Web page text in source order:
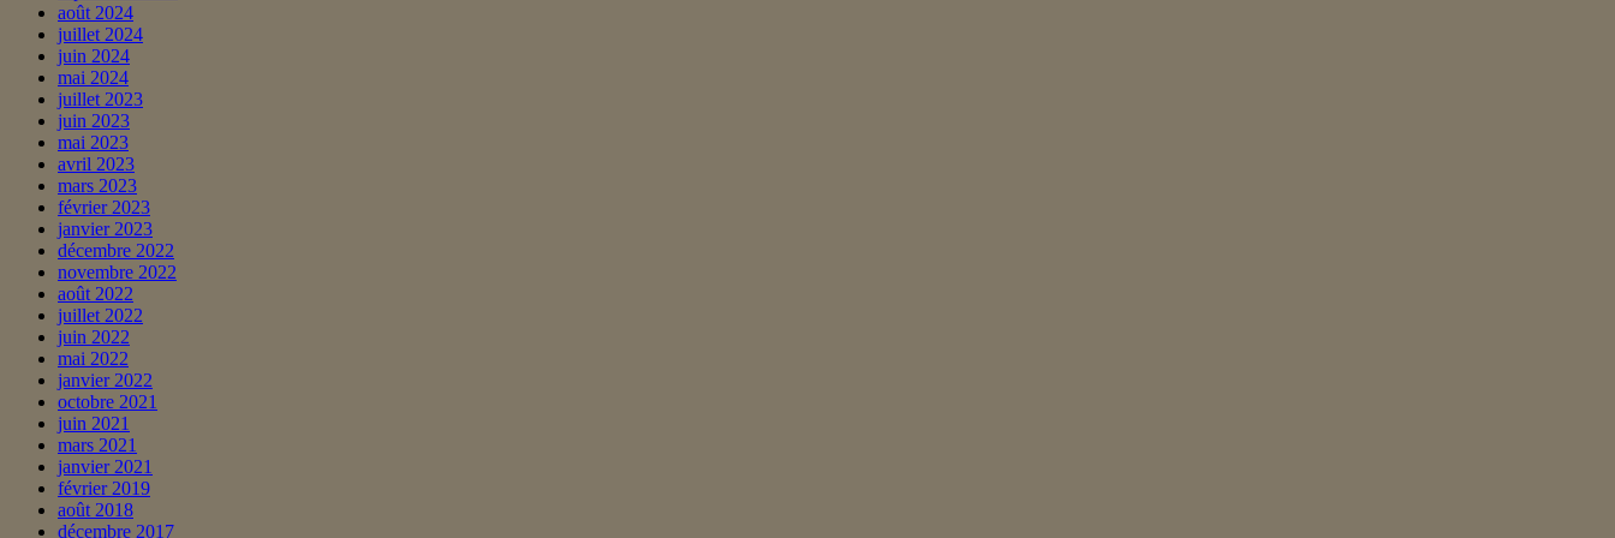
août 2024
juillet 2024
juin 2024
mai 2024
juillet 2023
juin 2023
mai 2023
avril 2023
mars 2023
février 2023
janvier 2023
décembre 2022
novembre 2022
août 2022
juillet 2022
juin 2022
mai 2022
janvier 2022
octobre 2021
juin 2021
mars 2021
janvier 2021
février 2019
août 2018
décembre 2017